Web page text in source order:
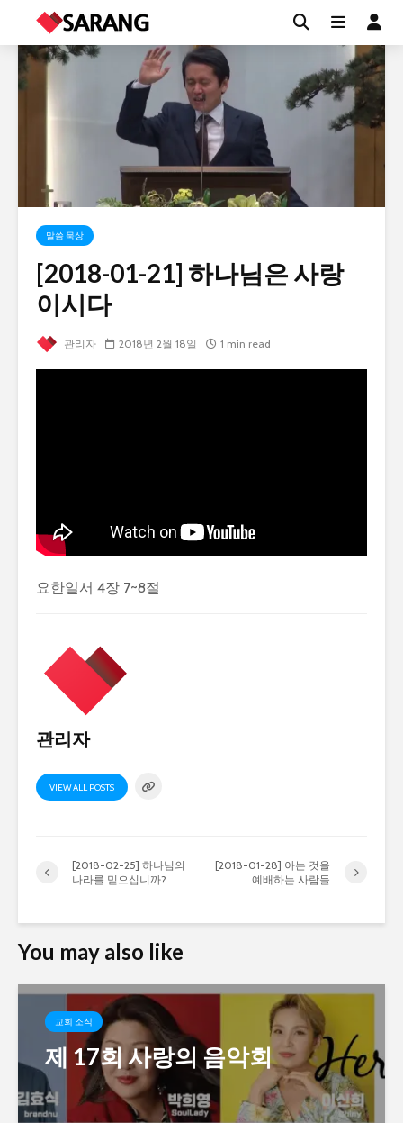
말씀 묵상
[2018-01-21] 하나님은 사랑
이시다
관리자 2018년 2월 18일 1 min read
요한일서 4장 7~8절
관리자
VIEW ALL POSTS
[2018-02-25] 하나님의
나라를 믿으십니까?
[2018-01-28] 아는 것을
예배하는 사람들
You may also like
교회 소식
제 17회 사랑의 음악회